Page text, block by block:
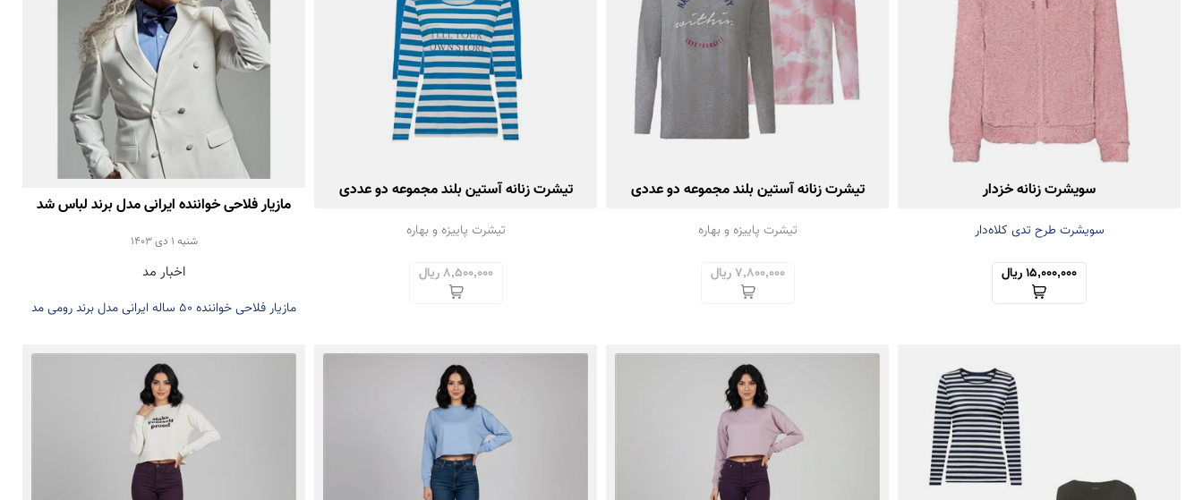
سویشرت زنانه خزدار
سویشرت طرح تدی کلاه‌دار
15,000,000 ریال
تیشرت زنانه آستین بلند مجموعه دو عددی
تیشرت پاییزه و بهاره
7,800,000 ریال
تیشرت زنانه آستین بلند مجموعه دو عددی
تیشرت پاییزه و بهاره
8,500,000 ریال
مازیار فلاحی خواننده ایرانی مدل برند لباس شد
شنبه 1 دی 1403
اخبار مد
مازیار فلاحی خواننده 50 ساله ایرانی مدل برند رومی مد